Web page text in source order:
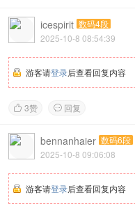
icespirit 数码4段
2025-10-8 08:54:39
游客请登录后查看回复内容
 3赞  回复
bennanhaier 数码6段
2025-10-8 09:06:08
游客请登录后查看回复内容